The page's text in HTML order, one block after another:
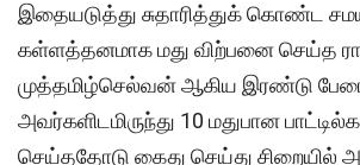
இதையடுத்து சுதாரித்துக் கொண்ட
கள்ளத்தனமாக மது விற்பனை செய்த
முத்தமிழ்செல்வன் ஆகிய இரண்டு
அவர்களிடமிருந்து 10 மதுபான
செய்ததோடு கைது செய்து சிறையில்